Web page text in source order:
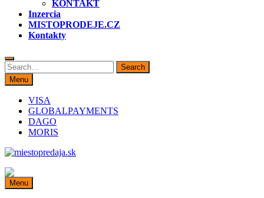
KONTAKT
Inzercia
MISTOPRODEJE.CZ
Kontakty
Search
for:
Search
Menu
VISA
GLOBALPAYMENTS
DAGO
MORIS
miestopredaja.sk
Miesto predaja
Menu